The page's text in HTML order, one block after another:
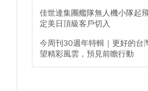
佳世達集團艦隊無人機小隊起
定美日頂級客戶切入
今周刊30週年特輯｜更好的台
望精彩風雲，預見前瞻行動